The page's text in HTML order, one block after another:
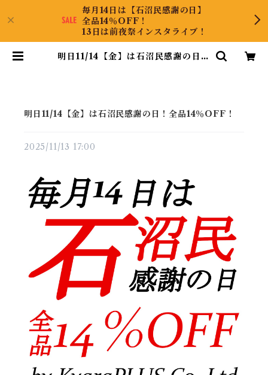
毎月14日は【石沼民感謝の日】
全品14％OFF！
13日は前夜祭インスタライブ！
明日11/14【金】は石沼民感謝の日！
明日11/14【金】は石沼民感謝の日！全品14％OFF！
2025/11/13 17:00